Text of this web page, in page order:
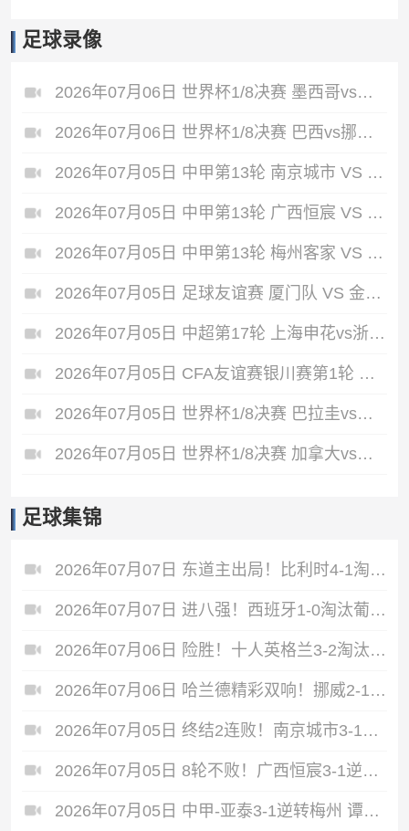
足球录像
2026年07月06日 世界杯1/8决赛 墨西哥vs英格兰 全场录像
2026年07月06日 世界杯1/8决赛 巴西vs挪威 全场录像
2026年07月05日 中甲第13轮 南京城市 VS 佛山南狮 全场录像
2026年07月05日 中甲第13轮 广西恒宸 VS 大连鲲城 全场录像
2026年07月05日 中甲第13轮 梅州客家 VS 长春亚泰 全场录像
2026年07月05日 足球友谊赛 厦门队 VS 金门队 全场录像
2026年07月05日 中超第17轮 上海申花vs浙江 全场录像
2026年07月05日 CFA友谊赛银川赛第1轮 中国男足U17vs澳大利亚U17 全场录像
2026年07月05日 世界杯1/8决赛 巴拉圭vs法国 全场录像
2026年07月05日 世界杯1/8决赛 加拿大vs摩洛哥 全场录像
足球集锦
2026年07月07日 东道主出局！比利时4-1淘汰美国 CDK2射1传 巴洛贡补时被换下
2026年07月07日 进八强！西班牙1-0淘汰葡萄牙 梅里诺91分钟绝杀41岁C罗最后一舞
2026年07月06日 险胜！十人英格兰3-2淘汰墨西哥 贝林双响凯恩点射+送点宽萨直红
2026年07月06日 哈兰德精彩双响！挪威2-1淘汰五星巴西 内马尔点射吉马良斯失点
2026年07月05日 终结2连败！南京城市3-1佛山南狮 恩戈姆建功朱启文双响
2026年07月05日 8轮不败！广西恒宸3-1逆转大连鲲城 姆博双响拉普辛造两球+失点
2026年07月05日 中甲-亚泰3-1逆转梅州 谭龙破门范厚泰造余炜廉乌龙 梅州仍旧垫底